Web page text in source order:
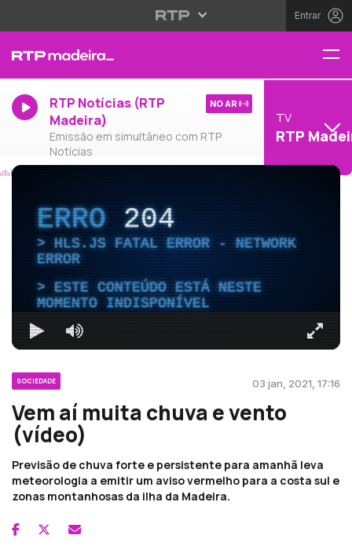
Entrar
RTP Notícias (RTP
Madeira)
Emissão em simultâneo com RTP
Notícias
NO AR
TV
RTP
ERRO204
HLS.JS FATAL ERROR - NETWORK
ERROR
ESTE CONTEÚDO ESTÁ NESTE
MOMENTO INDISPONÍVEL
SOCIEDADE 03 jan, 2021, 17:16
Vem aí muita chuva e vento
(vídeo)
Previsão de chuva forte e persistente para amanhã leva
meteorologia a emitir um aviso vermelho para a costa sul e
zonas montanhosas da ilha da Madeira.